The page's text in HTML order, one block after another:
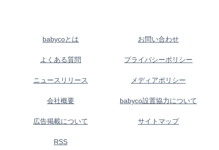
babycoとは お問い合わせ
よくある質問 プライバシーポリシー
ニュースリリース メディアポリシー
会社概要 babyco設置協力について
広告掲載について サイトマップ
RSS